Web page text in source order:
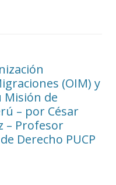
(OIM) y
Misión de
– por César
– Profesor
Derecho PUCP